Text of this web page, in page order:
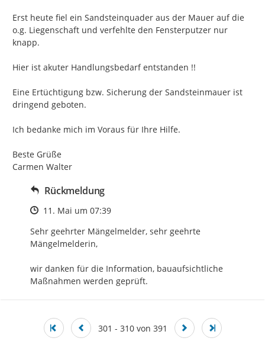
Erst heute fiel ein Sandsteinquader aus der Mauer auf die
o.g. Liegenschaft und verfehlte den Fensterputzer nur
knapp.
Hier ist akuter Handlungsbedarf entstanden !!
Eine Ertüchtigung bzw. Sicherung der Sandsteinmauer ist
dringend geboten.
Ich bedanke mich im Voraus für Ihre Hilfe.
Beste Grüße
Carmen Walter
Rückmeldung
Zeitpunkt des Erstellens
11. Mai um 07:39
Sehr geehrter Mängelmelder, sehr geehrte
Mängelmelderin,
wir danken für die Information, bauaufsichtliche
Maßnahmen werden geprüft.
301 - 310 von 391